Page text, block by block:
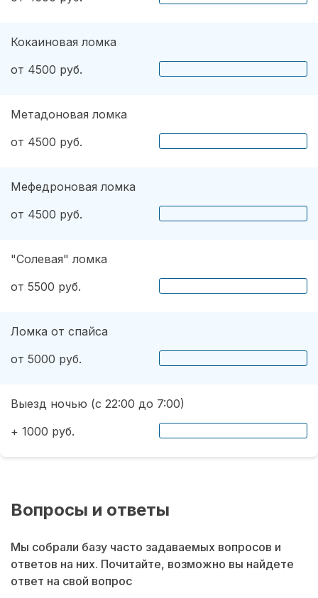
Кокаиновая ломка
от 4500 руб.
Метадоновая ломка
от 4500 руб.
Мефедроновая ломка
от 4500 руб.
"Солевая" ломка
от 5500 руб.
Ломка от спайса
от 5000 руб.
Выезд ночью (с 22:00 до 7:00)
+ 1000 руб.
Вопросы и ответы
Мы собрали базу часто задаваемых вопросов и
ответов на них. Почитайте, возможно вы найдете
ответ на свой вопрос